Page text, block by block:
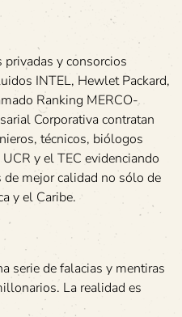
y consorcios
INTEL, Hewlet Packard,
Ranking MERCO-
Corporativa contratan
técnicos, biólogos
y el TEC evidenciando
mejor calidad no sólo de
y el Caribe.
serie de falacias y mentiras
La realidad es